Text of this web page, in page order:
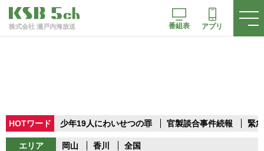
株式会社 瀬戸内海放送 番組表 アプリ
HOTワード 少年19人にわいせつの罪 官製談合事件続報 緊
エリア 岡山 香川 全国